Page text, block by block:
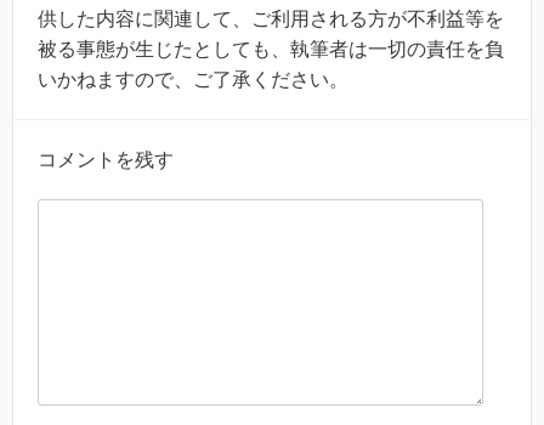
供した内容に関連して、ご利用される方が不利益等を
被る事態が生じたとしても、執筆者は一切の責任を負
いかねますので、ご了承ください。
コメントを残す